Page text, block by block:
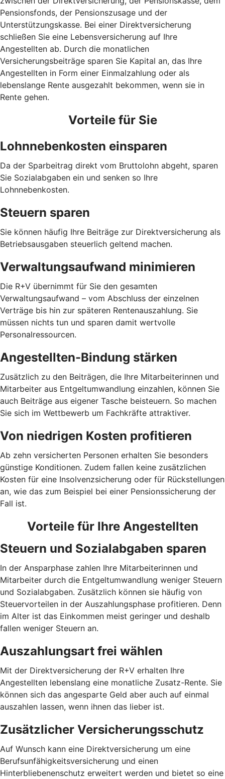
Pensionsfonds, der Pensionszusage und der
Unterstützungskasse. Bei einer Direktversicherung
schließen Sie eine Lebensversicherung auf Ihre
Angestellten ab. Durch die monatlichen
Versicherungsbeiträge sparen Sie Kapital an, das Ihre
Angestellten in Form einer Einmalzahlung oder als
lebenslange Rente ausgezahlt bekommen, wenn sie in
Rente gehen.
Vorteile für Sie
Lohnnebenkosten einsparen
Da der Sparbeitrag direkt vom Bruttolohn abgeht, sparen
Sie Sozialabgaben ein und senken so Ihre
Lohnnebenkosten.
Steuern sparen
Sie können häufig Ihre Beiträge zur Direktversicherung als
Betriebsausgaben steuerlich geltend machen.
Verwaltungsaufwand minimieren
Die R+V übernimmt für Sie den gesamten
Verwaltungsaufwand – vom Abschluss der einzelnen
Verträge bis hin zur späteren Rentenauszahlung. Sie
müssen nichts tun und sparen damit wertvolle
Personalressourcen.
Angestellten-Bindung stärken
Zusätzlich zu den Beiträgen, die Ihre Mitarbeiterinnen und
Mitarbeiter aus Entgeltumwandlung einzahlen, können Sie
auch Beiträge aus eigener Tasche beisteuern. So machen
Sie sich im Wettbewerb um Fachkräfte attraktiver.
Von niedrigen Kosten profitieren
Ab zehn versicherten Personen erhalten Sie besonders
günstige Konditionen. Zudem fallen keine zusätzlichen
Kosten für eine Insolvenzsicherung oder für Rückstellungen
an, wie das zum Beispiel bei einer Pensionssicherung der
Fall ist.
Vorteile für Ihre Angestellten
Steuern und Sozialabgaben sparen
In der Ansparphase zahlen Ihre Mitarbeiterinnen und
Mitarbeiter durch die Entgeltumwandlung weniger Steuern
und Sozialabgaben. Zusätzlich können sie häufig von
Steuervorteilen in der Auszahlungsphase profitieren. Denn
im Alter ist das Einkommen meist geringer und deshalb
fallen weniger Steuern an.
Auszahlungsart frei wählen
Mit der Direktversicherung der R+V erhalten Ihre
Angestellten lebenslang eine monatliche Zusatz-Rente. Sie
können sich das angesparte Geld aber auch auf einmal
auszahlen lassen, wenn ihnen das lieber ist.
Zusätzlicher Versicherungsschutz
Auf Wunsch kann eine Direktversicherung um eine
Berufsunfähigkeitsversicherung und einen
Hinterbliebenenschutz erweitert werden und bietet so eine